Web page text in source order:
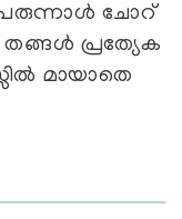
ചോറ്
തങ്ങള്‍ പ്രത്യേക
മായാതെ